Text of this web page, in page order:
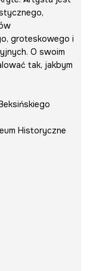
groteskowego i
O swoim
tak, jakbym
Historyczne